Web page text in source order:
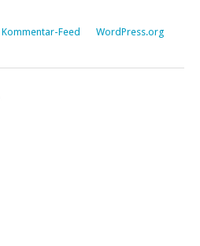
Kommentar-Feed WordPress.org